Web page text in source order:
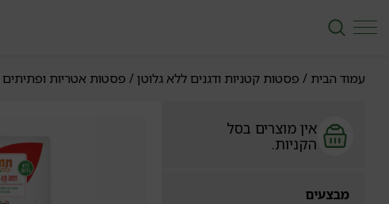
עמוד הבית / פסטות קטניות ודגנים ללא גלוטן/ פסטות אטריות ופתיתים
אין מוצרים בסל
הקניות.
מבצעים